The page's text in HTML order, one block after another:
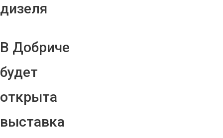
дизеля
В Добриче
будет
открыта
выставка